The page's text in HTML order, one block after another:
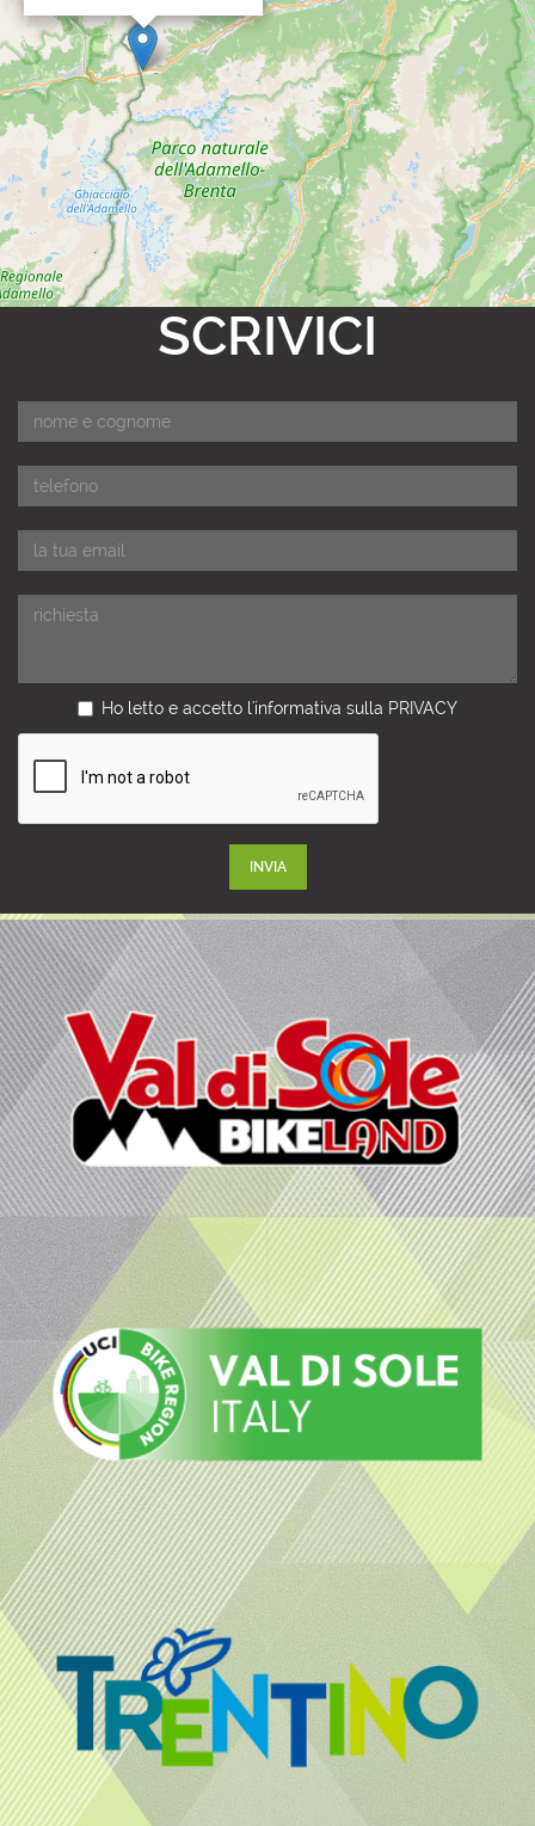
SCRIVICI
Ho letto e accetto l'informativa sulla PRIVACY
INVIA